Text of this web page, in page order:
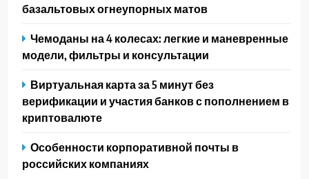
базальтовых огнеупорных матов
Чемоданы на 4 колесах: легкие и маневренные
модели, фильтры и консультации
Виртуальная карта за 5 минут без
верификации и участия банков с пополнением в
криптовалюте
Особенности корпоративной почты в
российских компаниях